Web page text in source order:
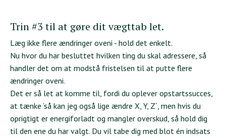
Trin #3 til at gøre dit vægttab let.
Læg ikke flere ændringer oveni - hold det enkelt.
Nu hvor du har besluttet hvilken ting du skal adressere, så
handler det om at modstå fristelsen til at putte flere
ændringer oveni.
Det er så let at komme til, fordi du oplever opstartssucces,
at tænke ‘så kan jeg også lige ændre X, Y, Z´, men hvis du
oprigtigt er energiforladt og mangler overskud, så hold dig
til den ene du har valgt. Du vil tabe dig med blot én indsats